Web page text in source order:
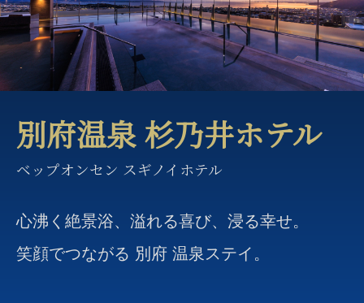
別府温泉 杉乃井ホテル
ベップオンセン スギノイホテル
心沸く絶景浴、溢れる喜び、浸る幸せ。
笑顔でつながる 別府 温泉ステイ。